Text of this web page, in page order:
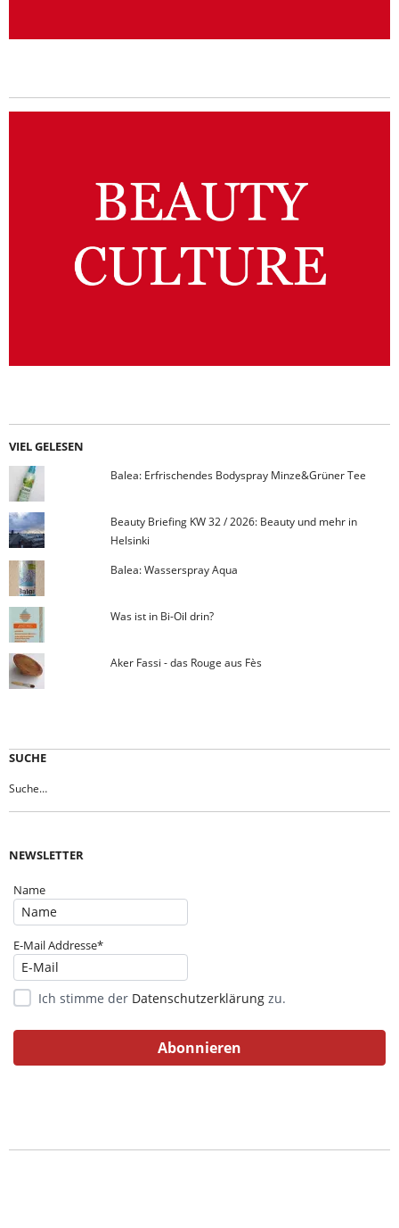
VIEL GELESEN
Balea: Erfrischendes Bodyspray Minze&Grüner Tee
Beauty Briefing KW 32 / 2026: Beauty und mehr in
Helsinki
Balea: Wasserspray Aqua
Was ist in Bi-Oil drin?
Aker Fassi - das Rouge aus Fès
SUCHE
NEWSLETTER
Name
E-Mail Addresse*
Ich stimme der Datenschutzerklärung zu.